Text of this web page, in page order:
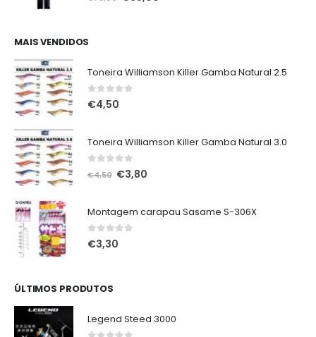
MAIS VENDIDOS
Toneira Williamson Killer Gamba Natural 2.5
0out of 5
€4,50
Toneira Williamson Killer Gamba Natural 3.0
out of 5
€4,50 O
era:
€4,50.
€3,80
é:
Montagem carapau Sasame S-306X
0out of 5
€3,30
ÚLTIMOS PRODUTOS
Legend Steed 3000